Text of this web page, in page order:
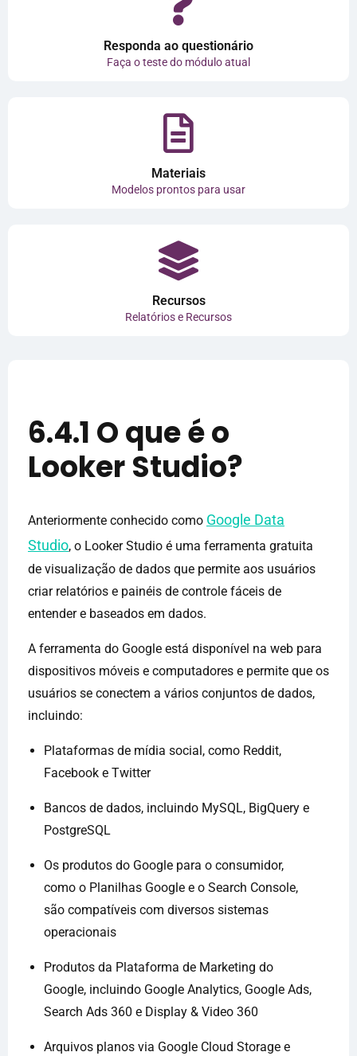
Responda ao questionário
Faça o teste do módulo atual
Materiais
Modelos prontos para usar
Recursos
Relatórios e Recursos
6.4.1 O que é o
Looker Studio?
Anteriormente conhecido como Google Data
Studio, o Looker Studio é uma ferramenta gratuita
de visualização de dados que permite aos usuários
criar relatórios e painéis de controle fáceis de
entender e baseados em dados.
A ferramenta do Google está disponível na web para
dispositivos móveis e computadores e permite que os
usuários se conectem a vários conjuntos de dados,
incluindo:
Plataformas de mídia social, como Reddit,
Facebook e Twitter
Bancos de dados, incluindo MySQL, BigQuery e
PostgreSQL
Os produtos do Google para o consumidor,
como o Planilhas Google e o Search Console,
são compatíveis com diversos sistemas
operacionais
Produtos da Plataforma de Marketing do
Google, incluindo Google Analytics, Google Ads,
Search Ads 360 e Display & Video 360
Arquivos planos via Google Cloud Storage e